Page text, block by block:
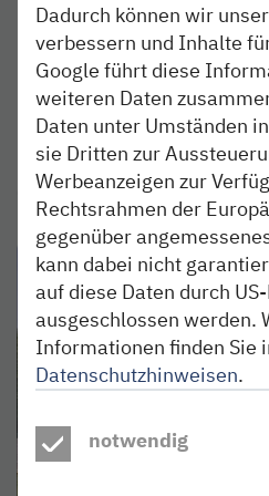
Entdecke deine berufliche
Mechatroniker bei der
Werkstatt in Hamburg-
weiterlesen
Dadurch können wir
verbessern und Inhalte
Google führt diese
weiteren Daten
Daten unter Umständen
sie Dritten zur
Werbeanzeigen zur
Rechtsrahmen der
gegenüber
kann dabei nicht
auf diese Daten durch
ausgeschlossen werden.
Informationen finden Sie
Datenschutzhinweisen.
notwendig